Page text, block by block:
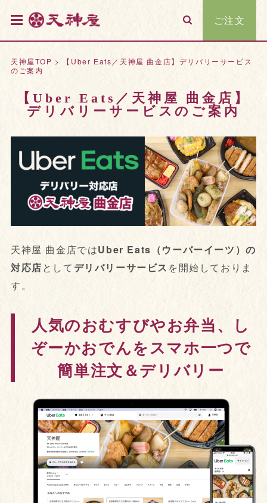
ご注文
天神屋TOP >
【Uber Eats／天神屋 曲金店】デリバリーサービス
のご案内
【Uber Eats／天神屋 曲金店】
デリバリーサービスのご案内
天神屋 曲金店ではUber Eats（ウーバーイーツ）の
対応店として デリバリーサービス を開始しておりま
す。
人気のおむすびやお弁当、し
ぞーかおでんをスマホ一つで
簡単注文＆デリバリー